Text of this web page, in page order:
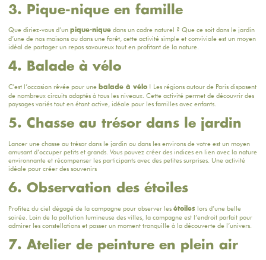
3. Pique-nique en famille
Que diriez-vous d’un pique-niquedans un cadre naturel ? Que ce soit dans le jardin
d’une de nos maisons ou dans une forêt, cette activité simple et conviviale est un moyen
idéal de partager un repas savoureux tout en profitant de la nature.
4. Balade à vélo
C'est l’occasion rêvée pour une balade à vélo! Les régions autour de Paris disposent
de nombreux circuits adaptés à tous les niveaux. Cette activité permet de découvrir des
paysages variés tout en étant active, idéale pour les familles avec enfants.
5. Chasse au trésor dans le jardin
Lancer une chasse au trésor dans le jardin ou dans les environs de votre est un moyen
amusant d’occuper petits et grands. Vous pouvez créer des indices en lien avec la nature
environnante et récompenser les participants avec des petites surprises. Une activité
idéale pour créer des souvenirs
6. Observation des étoiles
Profitez du ciel dégagé de la campagne pour observer les étoiles lors d’une belle
soirée. Loin de la pollution lumineuse des villes, la campagne est l’endroit parfait pour
admirer les constellations et passer un moment tranquille à la découverte de l’univers.
7. Atelier de peinture en plein air